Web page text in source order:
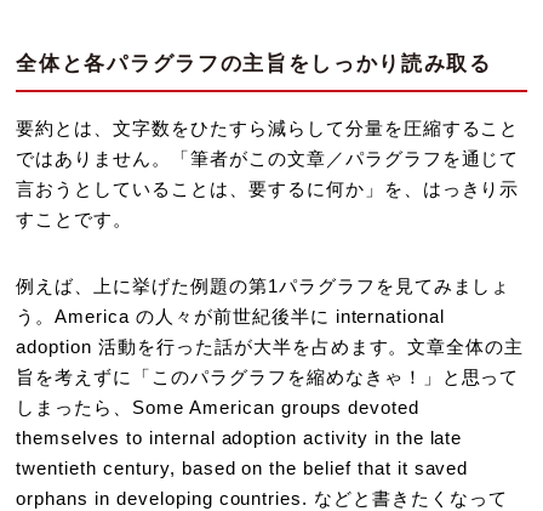
全体と各パラグラフの主旨をしっかり読み取る
要約とは、文字数をひたすら減らして分量を圧縮すること
ではありません。「筆者がこの文章／パラグラフを通じて
言おうとしていることは、要するに何か」を、はっきり示
すことです。
例えば、上に挙げた例題の第1パラグラフを見てみましょ
う。America の人々が前世紀後半に international
adoption 活動を行った話が大半を占めます。文章全体の主
旨を考えずに「このパラグラフを縮めなきゃ！」と思って
しまったら、Some American groups devoted
themselves to internal adoption activity in the late
twentieth century, based on the belief that it saved
orphans in developing countries. などと書きたくなって